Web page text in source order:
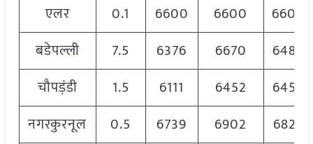
एलर
0.1 6600 6600
6600
बडेपल्ली
7.5 6376 6670
6489
चौपड़ंडी
1.5 6111 6452
6452
नगरकुरनूल
0.5 6739 6902
6829